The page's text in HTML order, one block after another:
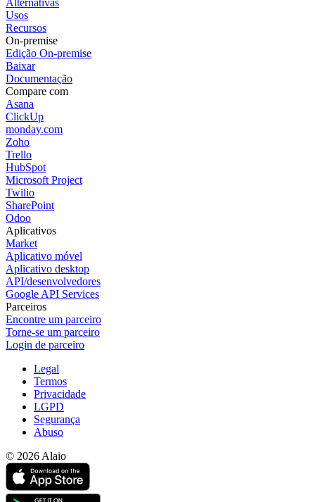
Usos
Recursos
On-premise
Edição On-premise
Baixar
Documentação
Compare com
Asana
ClickUp
monday.com
Zoho
Trello
HubSpot
Microsoft Project
Twilio
SharePoint
Odoo
Aplicativos
Market
Aplicativo móvel
Aplicativo desktop
API/desenvolvedores
Google API Services
Parceiros
Encontre um parceiro
Torne-se um parceiro
Login de parceiro
Legal
Termos
Privacidade
LGPD
Segurança
Abuso
© 2026 Alaio